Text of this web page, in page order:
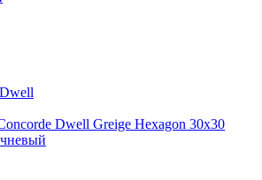
Dwell Greige Hexagon 30x30